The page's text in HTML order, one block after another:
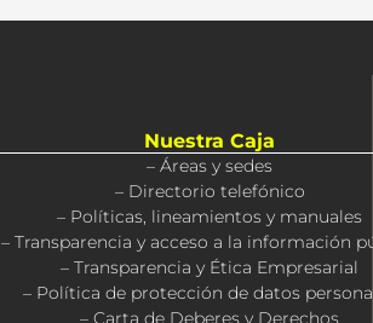
Nuestra Caja
– Áreas y sedes
– Directorio telefónico
– Políticas, lineamientos y manuales
– Transparencia y acceso a la información
– Transparencia y Ética Empresarial
– Política de protección de datos
– Carta de Deberes y Derechos